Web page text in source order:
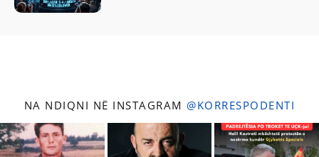
NA NDIQNI NË INSTAGRAM @KORRESPODENTI